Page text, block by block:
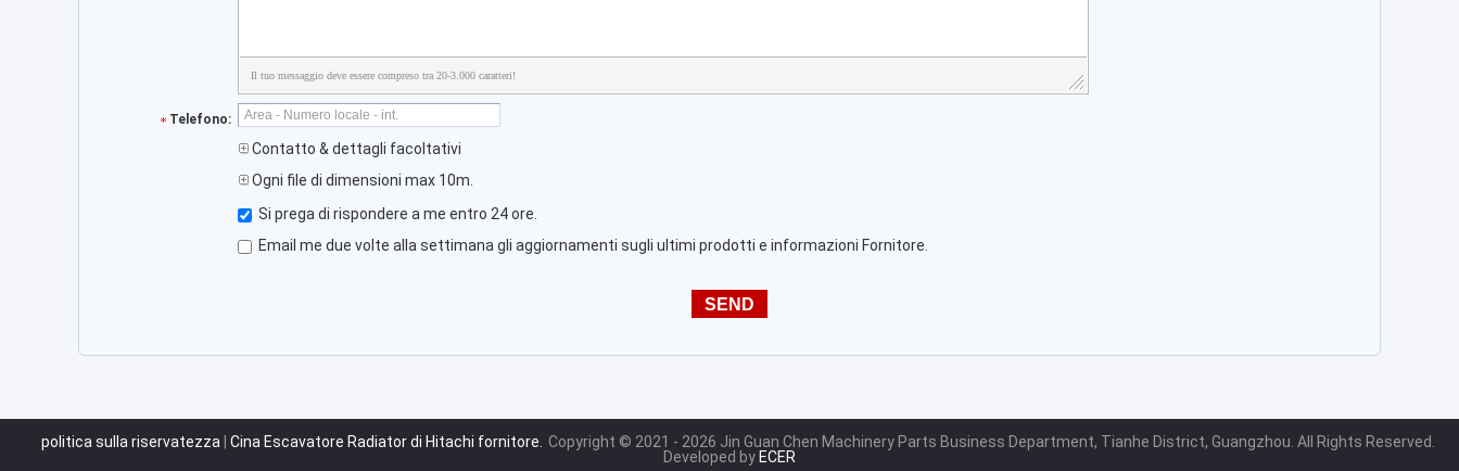
Il tuo messaggio deve essere compreso tra 20-3.000 caratteri!
Telefono:
Contatto & dettagli facoltativi
Ogni file di dimensioni max 10m.
Si prega di rispondere a me entro 24 ore.
Email me due volte alla settimana gli aggiornamenti sugli ultimi prodotti e informazioni Fornitore.
politica sulla riservatezza Cina Escavatore Radiator di Hitachi fornitore. Copyright © 2021 - 2026 Jin Guan Chen Machinery Parts Business Department, Tianhe District, Guangzhou. All Rights Reserved.
Developed by ECER